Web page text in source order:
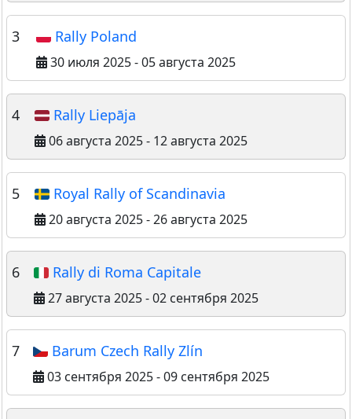
3 Rally Poland
30 июля 2025 - 05 августа 2025
4 Rally Liepāja
06 августа 2025 - 12 августа 2025
5 Royal Rally of Scandinavia
20 августа 2025 - 26 августа 2025
6 Rally di Roma Capitale
27 августа 2025 - 02 сентября 2025
7 Barum Czech Rally Zlín
03 сентября 2025 - 09 сентября 2025